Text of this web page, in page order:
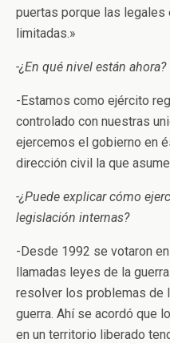
puertas porque las legales
limitadas.»
-¿En qué nivel están ahora?
-Estamos como ejército
controlado con nuestras
ejercemos el gobierno en
dirección civil la que
-¿Puede explicar cómo
legislación internas?
-Desde 1992 se votaron
llamadas leyes de la
resolver los problemas de
guerra. Ahí se acordó que
en un territorio liberado